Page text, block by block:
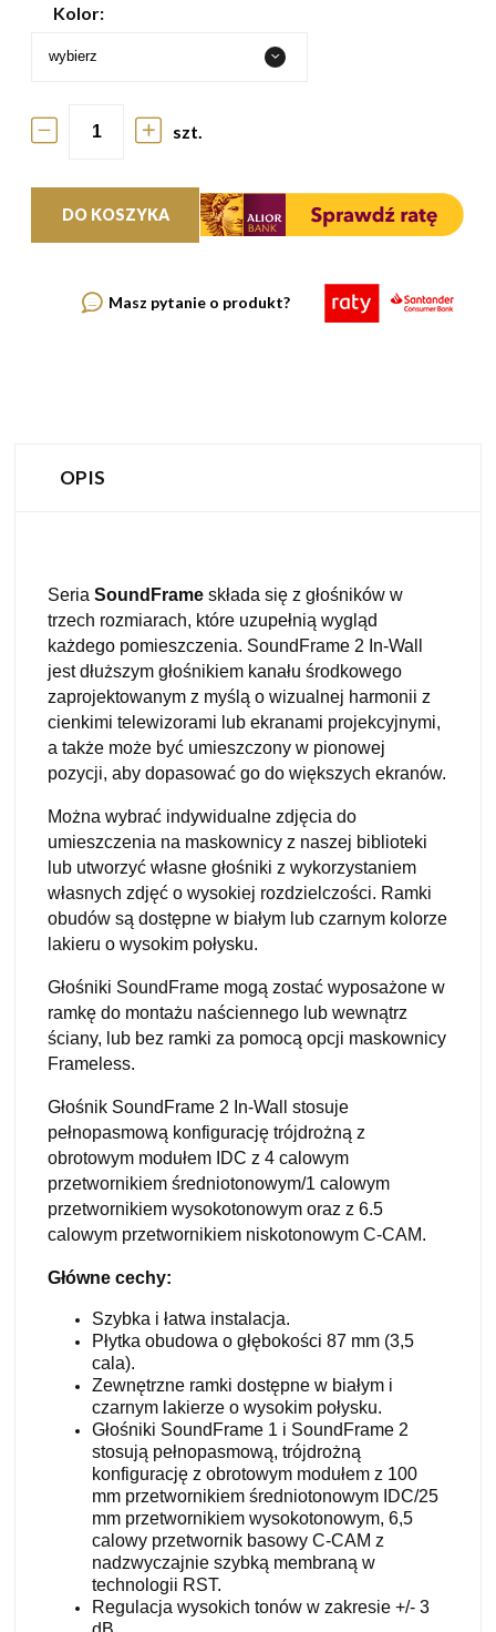
Kolor:
szt.
DO KOSZYKA
Masz pytanie o produkt?
OPIS
Seria SoundFrame składa się z głośników w
trzech rozmiarach, które uzupełnią wygląd
każdego pomieszczenia. SoundFrame 2 In-Wall
jest dłuższym głośnikiem kanału środkowego
zaprojektowanym z myślą o wizualnej harmonii z
cienkimi telewizorami lub ekranami projekcyjnymi,
a także może być umieszczony w pionowej
pozycji, aby dopasować go do większych ekranów.
Można wybrać indywidualne zdjęcia do
umieszczenia na maskownicy z naszej biblioteki
lub utworzyć własne głośniki z wykorzystaniem
własnych zdjęć o wysokiej rozdzielczości. Ramki
obudów są dostępne w białym lub czarnym kolorze
lakieru o wysokim połysku.
Głośniki SoundFrame mogą zostać wyposażone w
ramkę do montażu naściennego lub wewnątrz
ściany, lub bez ramki za pomocą opcji maskownicy
Frameless.
Głośnik SoundFrame 2 In-Wall stosuje
pełnopasmową konfigurację trójdrożną z
obrotowym modułem IDC z 4 calowym
przetwornikiem średniotonowym/1 calowym
przetwornikiem wysokotonowym oraz z 6.5
calowym przetwornikiem niskotonowym C-CAM.
Główne cechy:
Szybka i łatwa instalacja.
Płytka obudowa o głębokości 87 mm (3,5
cala).
Zewnętrzne ramki dostępne w białym i
czarnym lakierze o wysokim połysku.
Głośniki SoundFrame 1 i SoundFrame 2
stosują pełnopasmową, trójdrożną
konfigurację z obrotowym modułem z 100
mm przetwornikiem średniotonowym IDC/25
mm przetwornikiem wysokotonowym, 6,5
calowy przetwornik basowy C-CAM z
nadzwyczajnie szybką membraną w
technologii RST.
Regulacja wysokich tonów w zakresie +/- 3